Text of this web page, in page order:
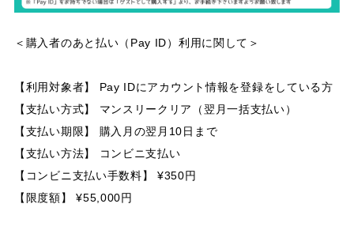
＜購入者のあと払い（Pay ID）利用に関して＞
【利用対象者】 Pay IDにアカウント情報を登録をしている方
【支払い方式】 マンスリークリア（翌月一括支払い）
【支払い期限】 購入月の翌月10日まで
【支払い方法】 コンビニ支払い
【コンビニ支払い手数料】 ¥350円
【限度額】 ¥55,000円